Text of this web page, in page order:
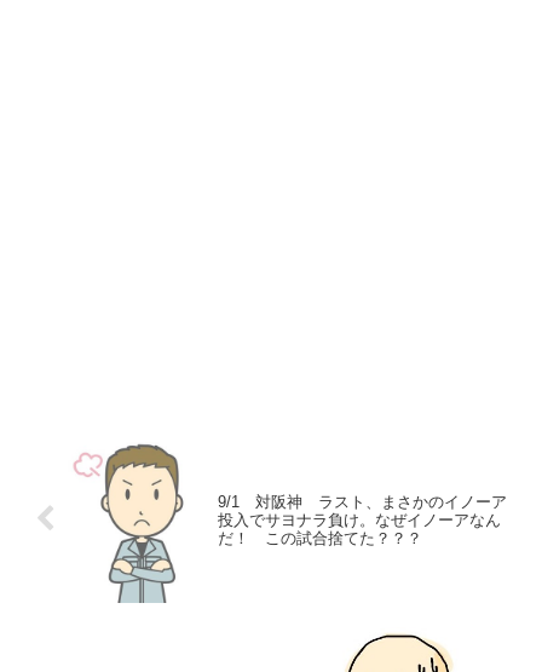
9/1 対阪神 ラスト、まさかのイノーア
投入でサヨナラ負け。なぜイノーアなん
だ！ この試合捨てた？？？